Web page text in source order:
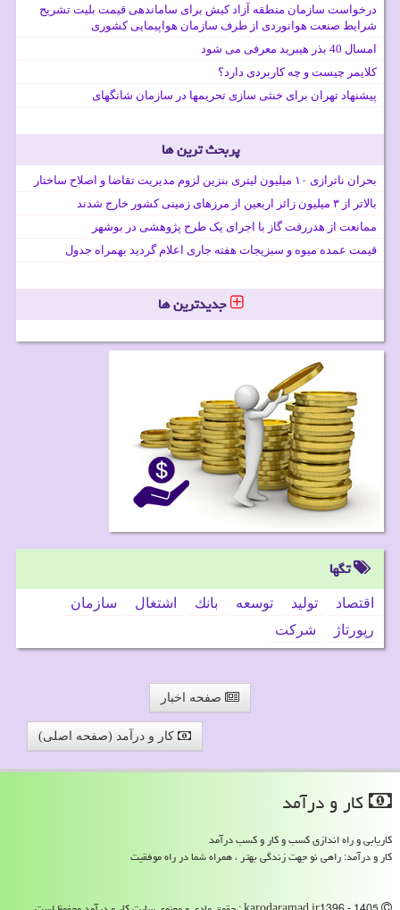
درخواست سازمان منطقه آزاد کیش برای ساماندهی قیمت بلیت تشریح
شرایط صنعت هوانوردی از طرف سازمان هواپیمایی کشوری
امسال 40 بذر هیبرید معرفی می شود
کلایمر چیست و چه کاربردی دارد؟
پیشنهاد تهران برای خنثی سازی تحریمها در سازمان شانگهای
پربحث ترین ها
بحران ناترازی ۱۰ میلیون لیتری بنزین لزوم مدیریت تقاضا و اصلاح ساختار
بالاتر از ۳ میلیون زائر اربعین از مرزهای زمینی کشور خارج شدند
ممانعت از هدررفت گاز با اجرای یک طرح پژوهشی در بوشهر
قیمت عمده میوه و سبزیجات هفته جاری اعلام گردید بهمراه جدول
جدیدترین ها
تگها
اقتصاد تولید توسعه بانك اشتغال
سازمان
رپورتاژ
شركت
صفحه اخبار
کار و درآمد (صفحه اصلی)
كار و درآمد
کاریابی و راه اندازی کسب و کار و کسب درآمد
کار و درآمد: راهی نو جهت زندگی بهتر ، همراه شما در راه موفقیت